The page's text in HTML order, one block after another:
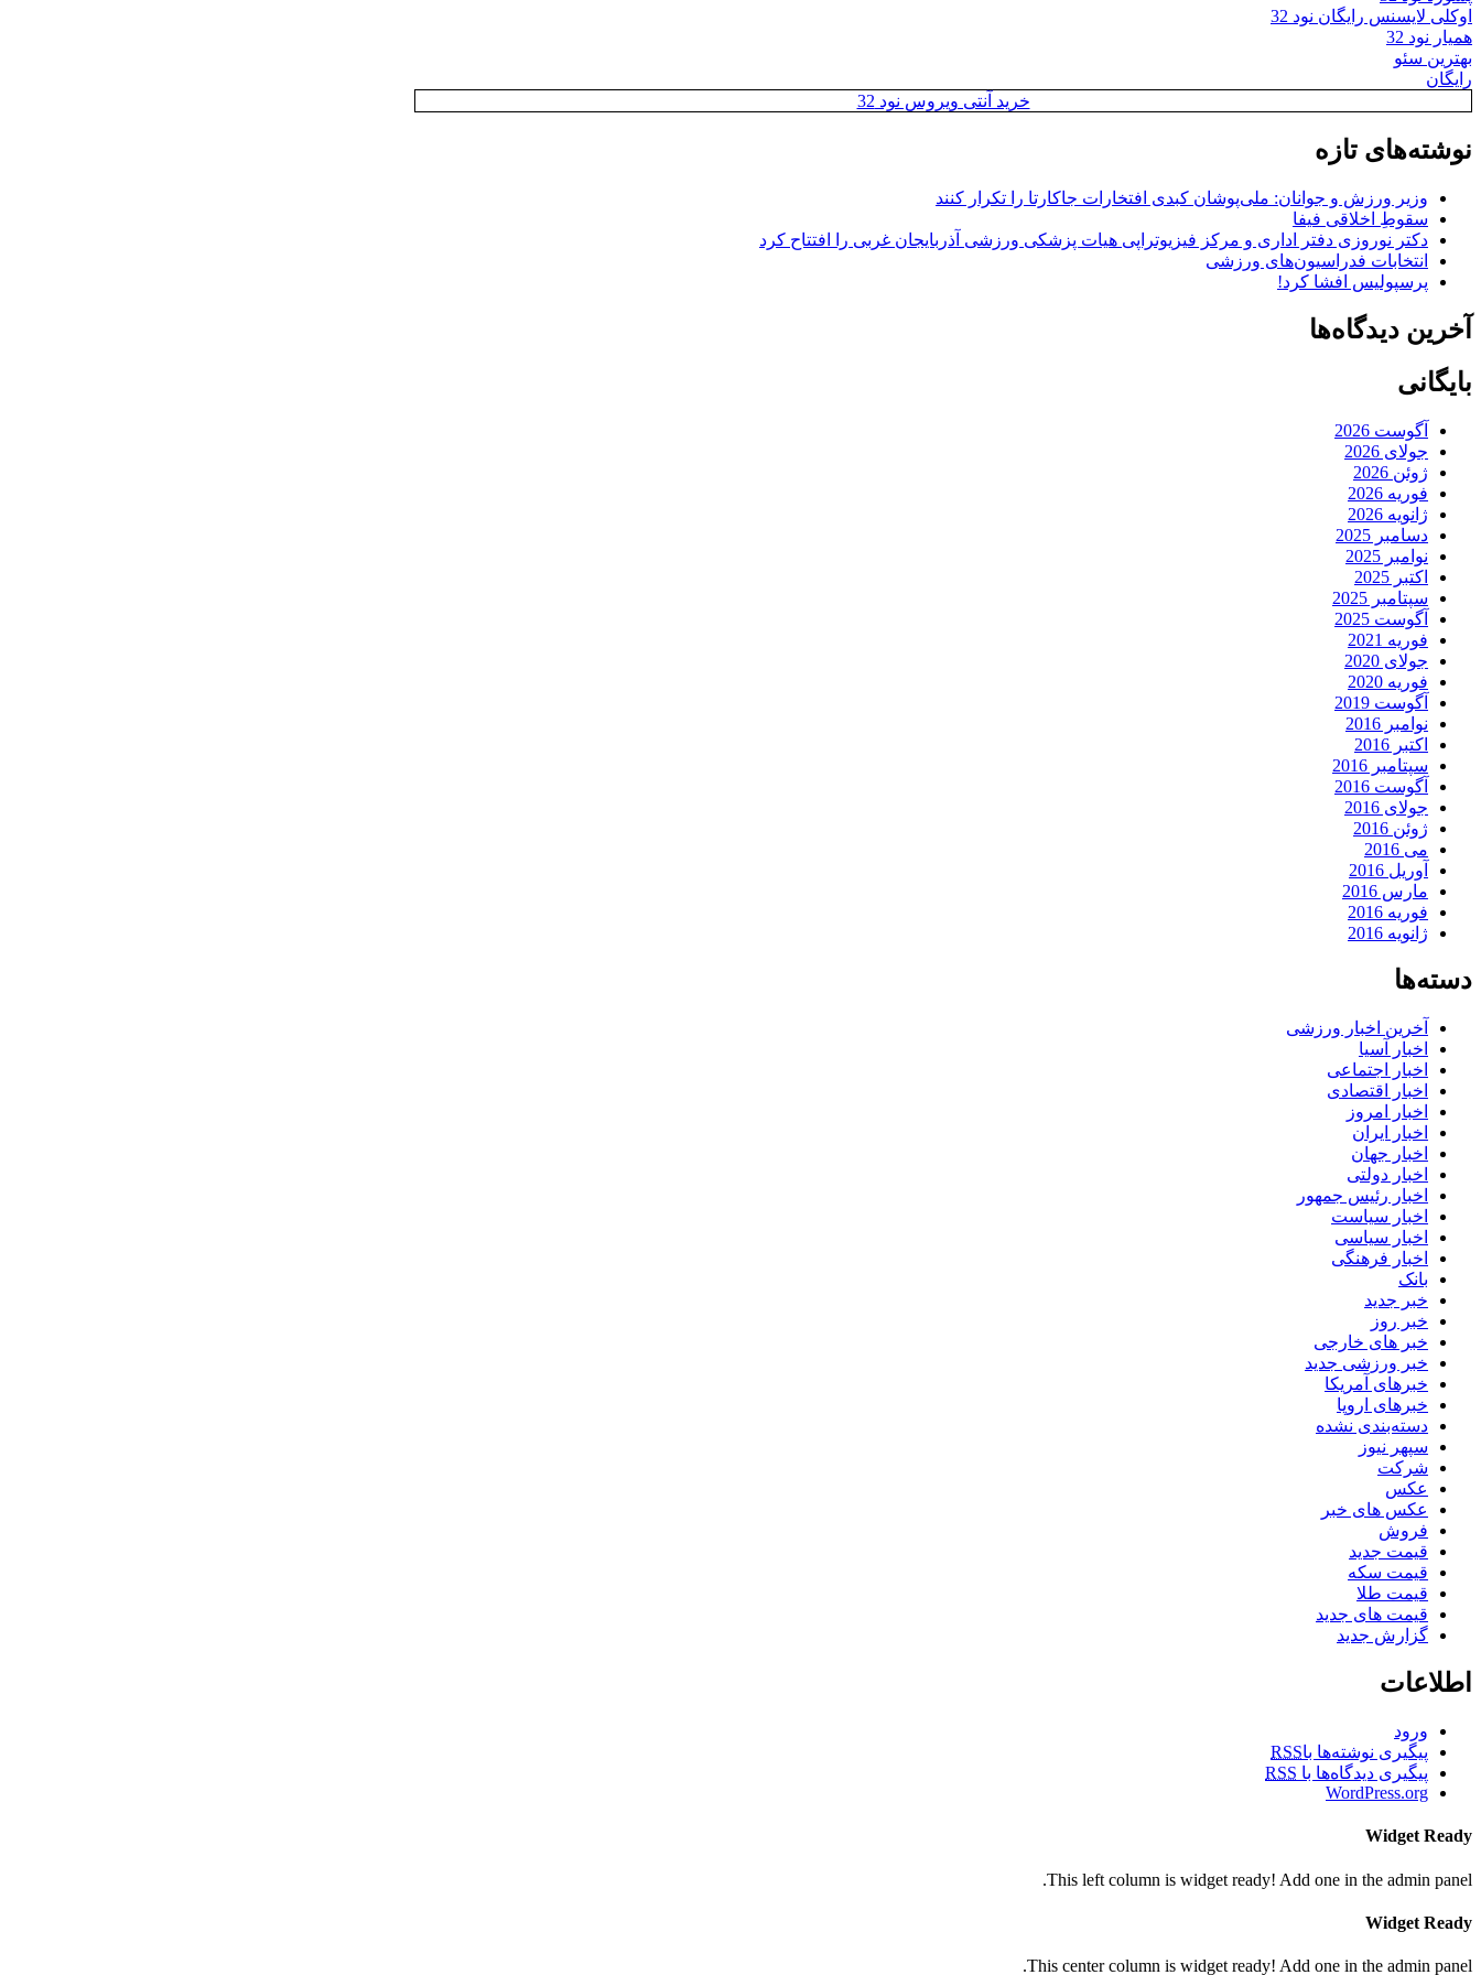
اوکلی لایسنس رایگان نود 32
همیار نود 32
بهترین سئو
رایگان
خرید آنتی ویروس نود 32
نوشته‌های تازه
وزیر ورزش و جوانان: ملی‌پوشان کبدی افتخارات جاکارتا را تکرار کنند
سقوطِ اخلاقی فیفا
دکتر نوروزی دفتر اداری و مرکز فیزیوتراپی هیات پزشکی ورزشی آذربایجان غربی را افتتاح کرد
انتخابات فدراسیون‌های ورزشی
پرسپولیس افشا کرد!
آخرین دیدگاه‌ها
بایگانی
آگوست 2026
جولای 2026
ژوئن 2026
فوریه 2026
ژانویه 2026
دسامبر 2025
نوامبر 2025
اکتبر 2025
سپتامبر 2025
آگوست 2025
فوریه 2021
جولای 2020
فوریه 2020
آگوست 2019
نوامبر 2016
اکتبر 2016
سپتامبر 2016
آگوست 2016
جولای 2016
ژوئن 2016
می 2016
آوریل 2016
مارس 2016
فوریه 2016
ژانویه 2016
دسته‌ها
آخرین اخبار ورزشی
اخبار آسیا
اخبار اجتماعی
اخبار اقتصادی
اخبار امروز
اخبار ایران
اخبار جهان
اخبار دولتی
اخبار رئیس جمهور
اخبار سیاست
اخبار سیاسی
اخبار فرهنگی
بانک
خبر جدید
خبر روز
خبر های خارجی
خبر ورزشی جدید
خبرهای آمریکا
خبرهای اروپا
دسته‌بندی نشده
سپهر نیوز
شرکت
عکس
عکس های خبر
فروش
قیمت جدید
قیمت سکه
قیمت طلا
قیمت های جدید
گزارش جدید
اطلاعات
ورود
پیگیری نوشته‌ها باRSS
پیگیری دیدگاه‌ها با RSS
WordPress.org
Widget Ready
This left column is widget ready! Add one in the admin panel.
Widget Ready
This center column is widget ready! Add one in the admin panel.